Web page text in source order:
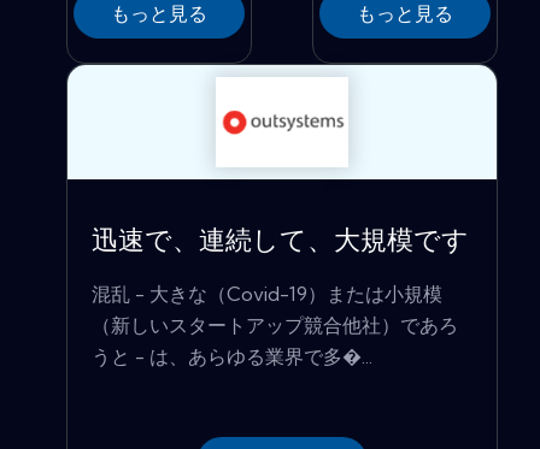
もっと見る もっと見る
迅速で、連続して、大規模です
混乱 - 大きな（Covid-19）または小規模
（新しいスタートアップ競合他社）であろ
うと - は、あらゆる業界で多�...